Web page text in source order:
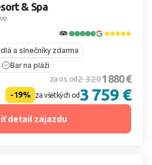
& Spa
a slnečníky zdarma
Bar na pláži
za os. od2 3201 880 €
-19% za všetkých od 3 759 €
detail zájazdu